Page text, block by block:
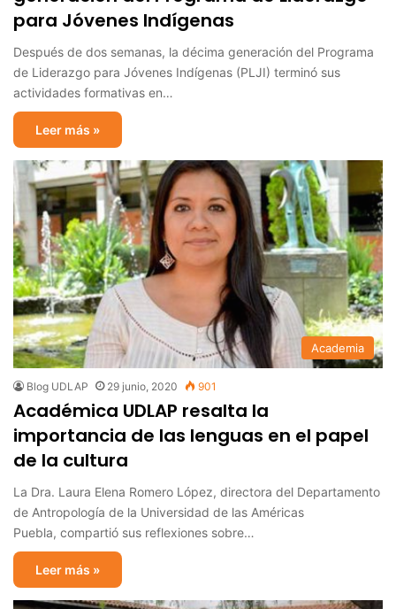
para Jóvenes Indígenas
Después de dos semanas, la décima generación del Programa
de Liderazgo para Jóvenes Indígenas (PLJI) terminó sus
actividades formativas en…
Leer más »
Academia
Blog UDLAP 29 junio, 2020 901
Académica UDLAP resalta la
importancia de las lenguas en el papel
de la cultura
La Dra. Laura Elena Romero López, directora del Departamento
de Antropología de la Universidad de las Américas
Puebla, compartió sus reflexiones sobre…
Leer más »